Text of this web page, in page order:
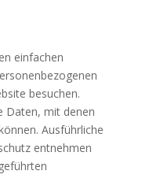
einfachen
besuchen.
Daten, mit denen
Ausführliche
entnehmen